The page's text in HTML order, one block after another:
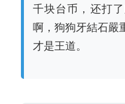
千块台币，还打
啊，狗狗牙結石嚴
才是王道。